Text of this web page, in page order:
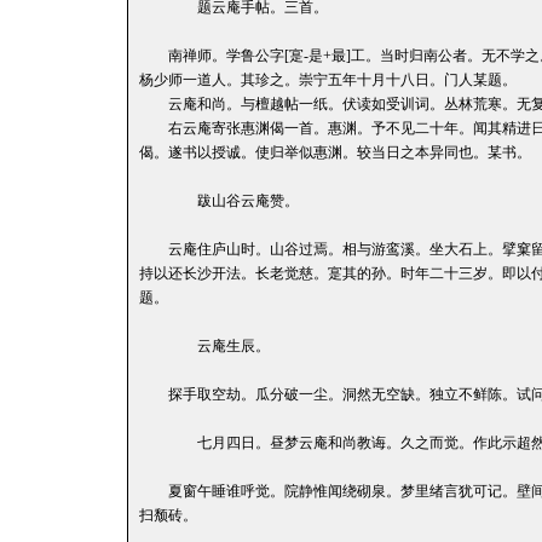
题云庵手帖。三首。
南禅师。学鲁公字[寔-是+最]工。当时归南公者。无不学之
杨少师一道人。其珍之。崇宁五年十月十八日。门人某题。
云庵和尚。与檀越帖一纸。伏读如受训词。丛林荒寒。无
右云庵寄张惠渊偈一首。惠渊。予不见二十年。闻其精进
偈。遂书以授诚。使归举似惠渊。较当日之本异同也。某书。
跋山谷云庵赞。
云庵住庐山时。山谷过焉。相与游鸾溪。坐大石上。擘窠
持以还长沙开法。长老觉慈。寔其的孙。时年二十三岁。即
题。
云庵生辰。
探手取空劫。瓜分破一尘。洞然无空缺。独立不鲜陈。试
七月四日。昼梦云庵和尚教诲。久之而觉。作此示超
夏窗午睡谁呼觉。院静惟闻绕砌泉。梦里绪言犹可记。壁
扫颓砖。